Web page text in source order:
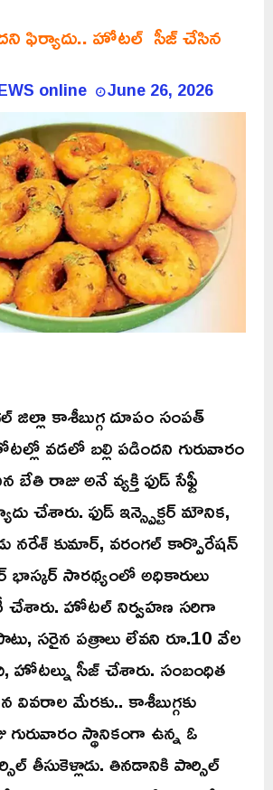
ఫిర్యాదు.. హోటల్ సీజ్ చేసిన
online June 26, 2026
జిల్లా కాశీబుగ్గ దూపం సంపత్
వడలో బల్లి పడిందని గురువారం
బేతి రాజు అనే వ్యక్తి ఫుడ్ సేఫ్టీ
చేశారు. ఫుడ్ ఇన్స్పెక్టర్ మౌనిక,
నరేశ్ కుమార్, వరంగల్ కార్పొరేషన్
భాస్కర్ సారథ్యంలో అధికారులు
చేశారు. హోటల్ నిర్వహణ సరిగా
సరైన పత్రాలు లేవని రూ.10 వేల
సీజ్ చేశారు. సంబంధిత
వివరాల మేరకు.. కాశీబుగ్గకు
స్థానికంగా ఉన్న ఓ
తీసుకెళ్లాడు. తినడానికి పార్సిల్